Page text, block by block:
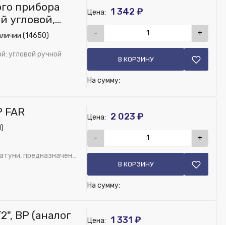
прибора
угловой,
(14650)
угловой ручной
Цена: 1 342 ₽
- +
В КОРЗИНУ
На сумму:
предназначен
Цена: 2 023 ₽
- +
В КОРЗИНУ
На сумму:
ВР (аналог
Цена: 1 331 ₽